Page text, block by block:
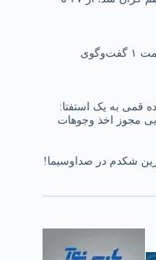
۶ نکته‌ی کوتاه از قسمت ۱ گفت‌وگوی
قمی به یک استفتا:
مجوز اخذ وجوهات
شکدم در صداوسیما!